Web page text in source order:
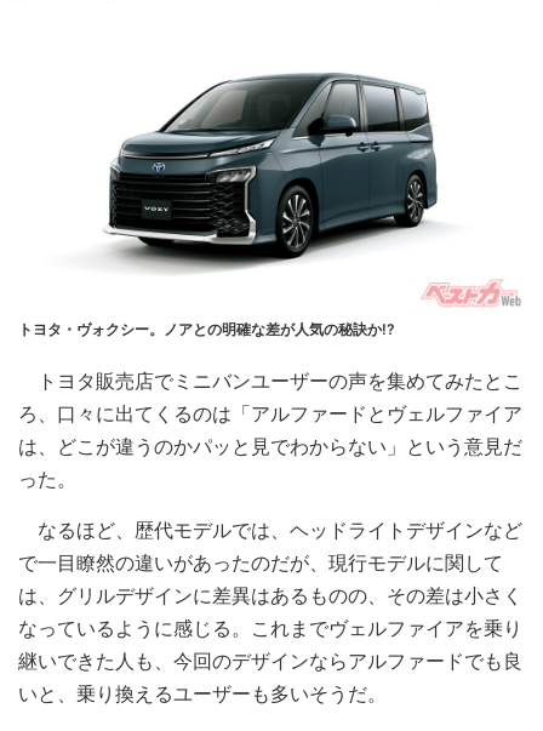
トヨタ・ヴォクシー。ノアとの明確な差が人気の秘訣か!?
トヨタ販売店でミニバンユーザーの声を集めてみたとこ
ろ、口々に出てくるのは「アルファードとヴェルファイア
は、どこが違うのかパッと見でわからない」という意見だ
った。
なるほど、歴代モデルでは、ヘッドライトデザインなど
で一目瞭然の違いがあったのだが、現行モデルに関して
は、グリルデザインに差異はあるものの、その差は小さく
なっているように感じる。これまでヴェルファイアを乗り
継いできた人も、今回のデザインならアルファードでも良
いと、乗り換えるユーザーも多いそうだ。